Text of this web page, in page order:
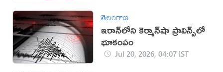
తెలంగాణ
ఇరాన్‌లోని కెర్మాన్‌షా ప్రావిన్స్‌లో
భూకంపం
Jul 20, 2026, 04:07 IST